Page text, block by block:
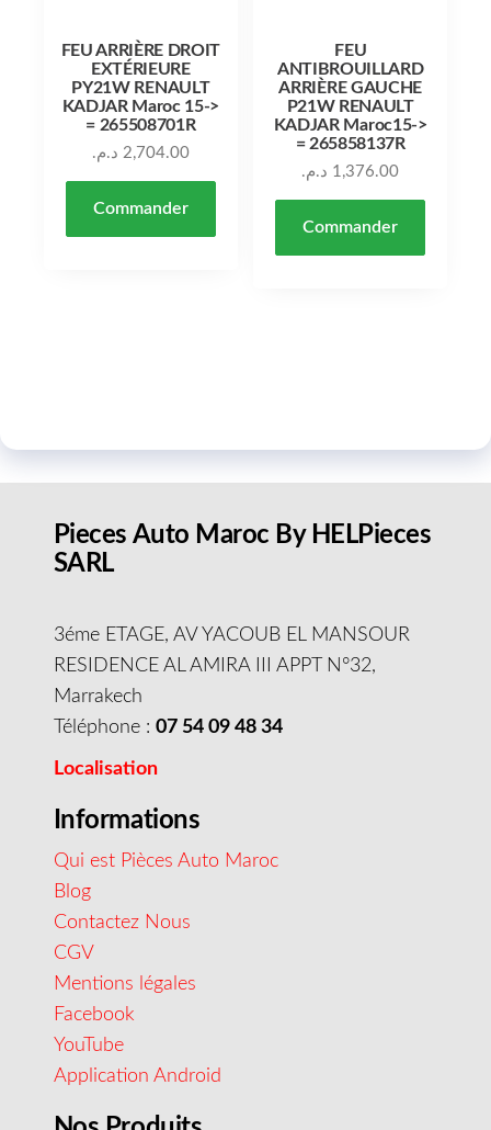
FEU ARRIÈRE DROIT
EXTÉRIEURE
PY21W RENAULT
KADJAR Maroc 15->
= 265508701R
2,704.00 د.م.
Commander
FEU
ANTIBROUILLARD
ARRIÈRE GAUCHE
P21W RENAULT
KADJAR Maroc15->
= 265858137R
1,376.00 د.م.
Commander
Pieces Auto Maroc By HELPieces
SARL
3éme ETAGE, AV YACOUB EL MANSOUR
RESIDENCE AL AMIRA III APPT N°32,
Marrakech
Téléphone : 07 54 09 48 34
Localisation
Informations
Qui est Pièces Auto Maroc
Blog
Contactez Nous
CGV
Mentions légales
Facebook
YouTube
Application Android